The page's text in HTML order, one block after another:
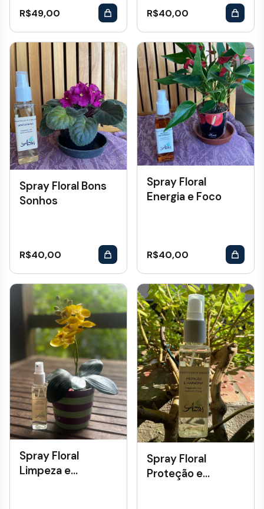
R$49,00 R$40,00
Spray Floral Bons
Sonhos
R$40,00
Spray Floral
Energia e Foco
R$40,00
Spray Floral
Limpeza e
Spray Floral
Proteção e